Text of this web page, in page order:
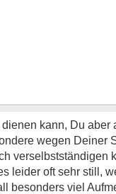
kann, Du aber
wegen Deiner
verselbstständigen
leider oft sehr still,
besonders viel